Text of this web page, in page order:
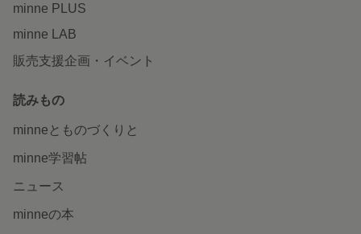
minne PLUS
minne LAB
販売支援企画・イベント
読みもの
minneとものづくりと
minne学習帖
ニュース
minneの本